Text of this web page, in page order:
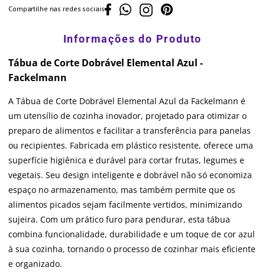
Compartilhe nas redes sociais
Tábua de Corte Dobrável Elemental Azul -
Fackelmann
A Tábua de Corte Dobrável Elemental Azul da Fackelmann é
um utensílio de cozinha inovador, projetado para otimizar o
preparo de alimentos e facilitar a transferência para panelas
ou recipientes. Fabricada em plástico resistente, oferece uma
superfície higiênica e durável para cortar frutas, legumes e
vegetais. Seu design inteligente e dobrável não só economiza
espaço no armazenamento, mas também permite que os
alimentos picados sejam facilmente vertidos, minimizando
sujeira. Com um prático furo para pendurar, esta tábua
combina funcionalidade, durabilidade e um toque de cor azul
à sua cozinha, tornando o processo de cozinhar mais eficiente
e organizado.